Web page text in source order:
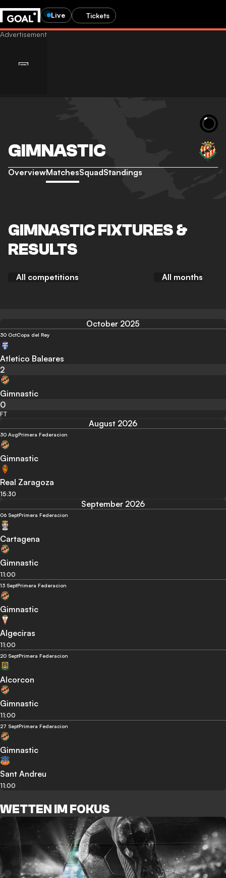
Live Tickets
GIMNASTIC
OverviewMatchesSquadStandings
GIMNASTIC FIXTURES &
RESULTS
All competitions All months
October 2025
30 OctCopa del Rey
Atletico Baleares
2
Gimnastic
0
FT
August 2026
30 AugPrimera Federacion
Gimnastic
Real Zaragoza
15:30
September 2026
06 SeptPrimera Federacion
Cartagena
Gimnastic
11:00
13 SeptPrimera Federacion
Gimnastic
Algeciras
11:00
20 SeptPrimera Federacion
Alcorcon
Gimnastic
11:00
27 SeptPrimera Federacion
Gimnastic
Sant Andreu
11:00
WETTEN IM FOKUS